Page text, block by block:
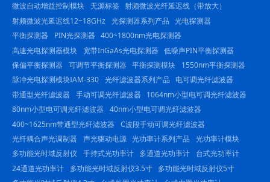
微波自动增益控制模块 无源标签 射频微波光纤延迟线（带放大）
射频微波光延迟线12~18GHz 光探测器系列产品 光电探测器
平衡探测器
PIN光探测器 400~1800nm光电探测器
高速光电探测器模块
宽带InGaAs光电探测器 低噪声PIN平衡探测器
保偏平衡探测器
可调节平衡探测器 平衡探测模块
1550nm平衡探测器
脉冲光电探测模块IAM-330 光纤滤波器系列产品
电可调光纤滤波器
带通型光纤滤波器
手动可调光纤滤波器
1064nm小型电可调光纤滤波器
80nm小型电可调光纤滤波器
40nm小型电可调光纤滤波器
400~1625nm带通型光纤滤波器
C波段手动可调光纤滤波器
光纤耦合声光调制器
声光驱动电源 光功率计系列产品
光功率计模块
多功能光时域反射仪
手持式光功率计 多通道光功率计
台式光功率计
24通道光功率计
多功能光时域反射仪3.5寸
多功能光时域反射仪5寸